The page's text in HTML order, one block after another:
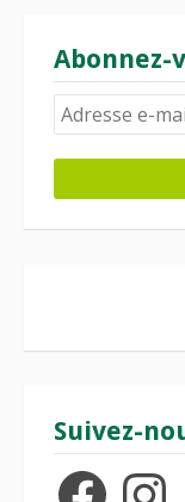
Suivez-
Facebook